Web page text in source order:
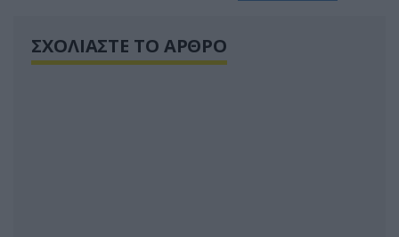
ΣΧΟΛΙΑΣΤΕ ΤΟ ΑΡΘΡΟ